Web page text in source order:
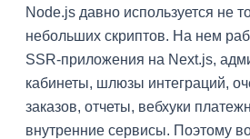
Node.js давно используется не
небольших скриптов. На нем
SSR-приложения на Next.js,
кабинеты, шлюзы интеграций,
заказов, отчеты, вебхуки
внутренние сервисы. Поэтому